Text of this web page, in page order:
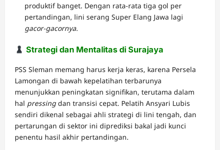
produktif banget. Dengan rata-rata tiga gol per
pertandingan, lini serang Super Elang Jawa lagi
gacor-gacornya.
Strategi dan Mentalitas di Surajaya
PSS Sleman memang harus kerja keras, karena Persela
Lamongan di bawah kepelatihan terbarunya
menunjukkan peningkatan signifikan, terutama dalam
hal pressingdan transisi cepat. Pelatih Ansyari Lubis
sendiri dikenal sebagai ahli strategi di lini tengah, dan
pertarungan di sektor ini diprediksi bakal jadi kunci
penentu hasil akhir pertandingan.